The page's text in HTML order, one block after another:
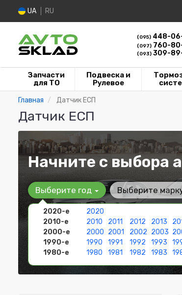
UA RU
(095) 448-
(097) 760-
(093) 309-
Запчасти
для ТО
Подвеска и
Рулевое
Главная Датчик ЕСП
Датчик ЕСП
Начните с выбора
Выберите год
2020-е
2020
2010-е
2010 2011 2012 2013
2000-е
2000 2001 2002 2003
1990-е
1990 1991 1992 1993
1980-е
1980 1981 1982 1983
Выберите